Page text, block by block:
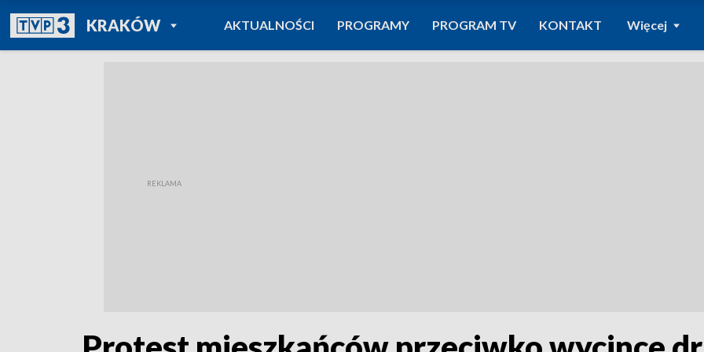
KRAKÓWPOWRÓT DO
TVP REGIONY
AKTUALNOŚCI PROGRAMY PROGRAM TV KONTAKT Więcej